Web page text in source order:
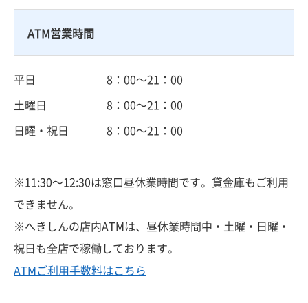
ATM営業時間
平日
8：00～21：00
土曜日
8：00～21：00
日曜・祝日
8：00～21：00
※11:30～12:30は窓口昼休業時間です。貸金庫もご利用
できません。
※へきしんの店内ATMは、昼休業時間中・土曜・日曜・
祝日も全店で稼働しております。
ATMご利用手数料はこちら